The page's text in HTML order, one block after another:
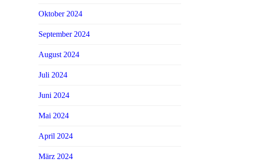
Oktober 2024
September 2024
August 2024
Juli 2024
Juni 2024
Mai 2024
April 2024
März 2024